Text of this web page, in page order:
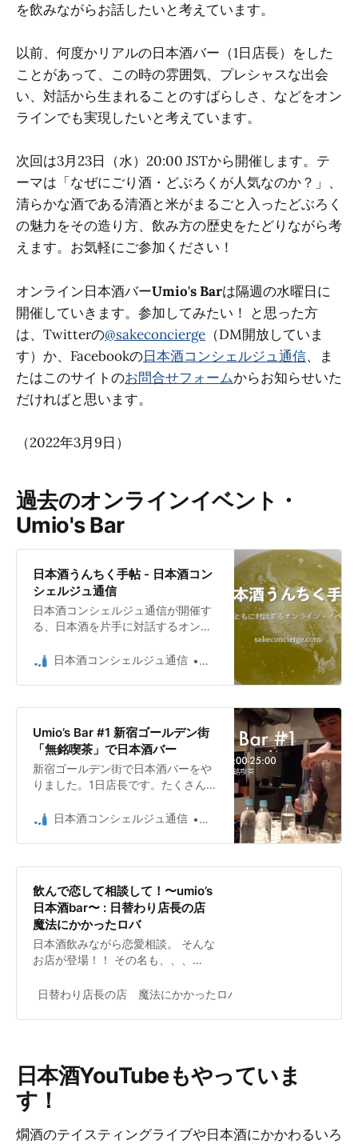
を飲みながらお話したいと考えています。
以前、何度かリアルの日本酒バー（1日店長）をした
ことがあって、この時の雰囲気、プレシャスな出会
い、対話から生まれることのすばらしさ、などをオン
ラインでも実現したいと考えています。
次回は3月23日（水）20:00 JSTから開催します。テ
ーマは「なぜにごり酒・どぶろくが人気なのか？」、
清らかな酒である清酒と米がまるごと入ったどぶろく
の魅力をその造り方、飲み方の歴史をたどりながら考
えます。お気軽にご参加ください！
オンライン日本酒バーUmio's Barは隔週の水曜日に
開催していきます。参加してみたい！ と思った方
は、Twitterの@sakeconcierge （DM開放していま
す）か、Facebookの日本酒コンシェルジュ通信、ま
たはこのサイトのお問合せフォームからお知らせいた
だければと思います。
（2022年3月9日）
過去のオンラインイベント・
Umio's Bar
日本酒うんちく手帖 - 日本酒コン
シェルジュ通信
日本酒コンシェルジュ通信が開催す
る、日本酒を片手に対話するオンラ
日本酒コンシェルジュ通信
日本酒コンシェルジュ Umio
Umio’s Bar #1 新宿ゴールデン街
「無銘喫茶」で日本酒バー
新宿ゴールデン街で日本酒バーをや
りました。1日店長です。たくさんの
ました。
日本酒コンシェルジュ通信 日本酒コンシェルジュ Umio
飲んで恋して相談して！〜umio’s
日本酒bar〜 : 日替わり店長の店
魔法にかかったロバ
日本酒飲みながら恋愛相談。 そんな
お店が登場！！ その名も、、、
けてくれて その恋愛にぴったりの日
江口店長。 （ダンディです
日替わり店長の店 魔法にかかったロバ
日本酒YouTubeもやっていま
す！
燗酒のテイスティングライブや日本酒にかかわるいろ